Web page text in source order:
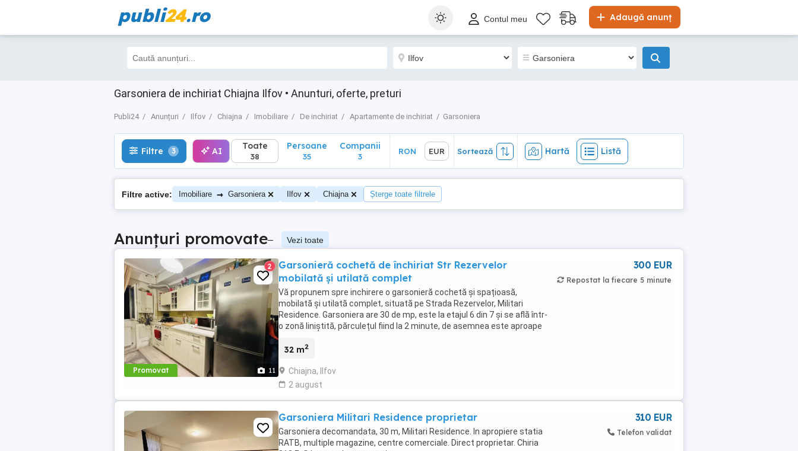
publi24.ro Adaugă anunț
Contul meu
Garsoniera de inchiriat Chiajna Ilfov • Anunturi, oferte, preturi
Publi24 Anunțuri Ilfov Chiajna Imobiliare De inchiriat Apartamente de inchiriat Garsoniera
Filtre 3 AI EUR Sortează Hartă Listă
Filtre 3 AI Toate
38
Persoane
35
Companii
3
RON EUR Sortează Hartă Listă
Filtre active: Imobiliare → Garsoniera Ilfov Chiajna Șterge toate filtrele
Anunțuri promovate– Vezi toate
Promovat 11
2
Garsonieră cochetă de închiriat Str Rezervelor
mobilată și utilată complet
Vă propunem spre inchirere o garsonieră cochetă și spațioasă,
mobilată și utilată complet, situată pe Strada Rezervelor, Militari
Residence. Garsoniera are 30 de mp, este la etajul 6 din 7 și se află într-
o zonă liniștită, părculețul fiind la 2 minute, de asemnea este aproape
32 m2
Chiajna, Ilfov
2 august
300 EUR
Repostat la fiecare 5 minute
Garsoniera Militari Residence proprietar
Garsoniera decomandata, 30 m, Militari Residence. In apropiere statia
RATB, multiple magazine, centre comerciale. Direct proprietar. Chiria
310 EUR
Telefon validat